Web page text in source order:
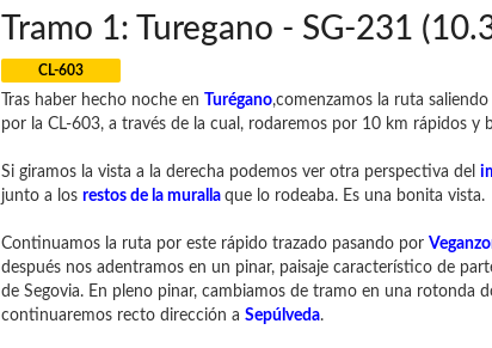
Tramo 1: Turegano - SG-231
CL-603
Tras haber hecho noche en Turégano,comenzamos la ruta
por la CL-603, a través de la cual, rodaremos por 10 km rápidos y
Si giramos la vista a la derecha podemos ver otra perspectiva del
junto a los restos de la muralla que lo rodeaba. Es una bonita vista.
Continuamos la ruta por este rápido trazado pasando por
después nos adentramos en un pinar, paisaje característico de
de Segovia. En pleno pinar, cambiamos de tramo en una rotonda
continuaremos recto dirección a Sepúlveda.